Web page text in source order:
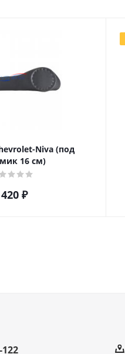
Niva (под
16 см)
₽
122